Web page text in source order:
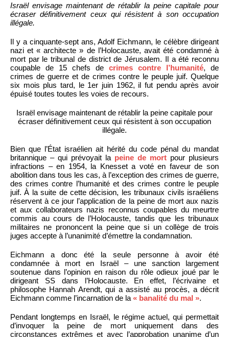
Israël envisage maintenant de rétablir la peine capitale pour
écraser définitivement ceux qui résistent à son occupation
illégale.
Il y a cinquante-sept ans, Adolf Eichmann, le célèbre dirigeant
nazi et « architecte » de l’Holocauste, avait été condamné à
mort par le tribunal de district de Jérusalem. Il a été reconnu
coupable de 15 chefs de crimes contre l’humanité, de
crimes de guerre et de crimes contre le peuple juif. Quelque
six mois plus tard, le 1er juin 1962, il fut pendu après avoir
épuisé toutes toutes les voies de recours.
Israël envisage maintenant de rétablir la peine capitale pour
écraser définitivement ceux qui résistent à son occupation
illégale.
Bien que l’État israélien ait hérité du code pénal du mandat
britannique – qui prévoyait la peine de mort pour plusieurs
infractions – en 1954, la Knesset a voté en faveur de son
abolition dans tous les cas, à l’exception des crimes de guerre,
des crimes contre l’humanité et des crimes contre le peuple
juif. À la suite de cette décision, les tribunaux civils israéliens
réservent à ce jour l’application de la peine de mort aux nazis
et aux collaborateurs nazis reconnus coupables du meurtre
commis au cours de l’Holocauste, tandis que les tribunaux
militaires ne prononcent la peine que si un collège de trois
juges accepte à l’unanimité d’émettre la condamnation.
Eichmann a donc été la seule personne à avoir été
condamnée à mort en Israël – une sanction largement
soutenue dans l’opinion en raison du rôle odieux joué par le
dirigeant SS dans l’Holocauste. En effet, l’écrivaine et
philosophe Hannah Arendt, qui a assisté au procès, a décrit
Eichmann comme l’incarnation de la « banalité du mal ».
Pendant longtemps en Israël, le régime actuel, qui permettait
d’invoquer la peine de mort uniquement dans des
circonstances extrêmes et avec l’approbation unanime d’un